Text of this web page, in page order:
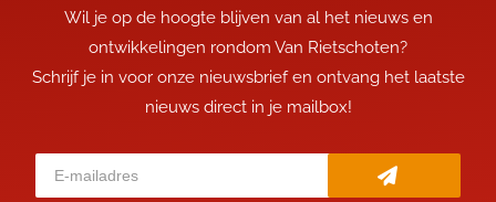
Wil je op de hoogte blijven van al het nieuws en
ontwikkelingen rondom Van Rietschoten?
Schrijf je in voor onze nieuwsbrief en ontvang het laatste
nieuws direct in je mailbox!